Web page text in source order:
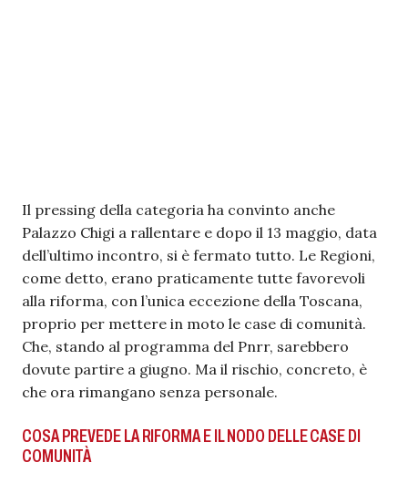
Il pressing della categoria ha convinto anche
Palazzo Chigi a rallentare e dopo il 13 maggio, data
dell’ultimo incontro, si è fermato tutto. Le Regioni,
come detto, erano praticamente tutte favorevoli
alla riforma, con l’unica eccezione della Toscana,
proprio per mettere in moto le case di comunità.
Che, stando al programma del Pnrr, sarebbero
dovute partire a giugno. Ma il rischio, concreto, è
che ora rimangano senza personale.
COSA PREVEDE LA RIFORMA E IL NODO DELLE CASE DI
COMUNITÀ